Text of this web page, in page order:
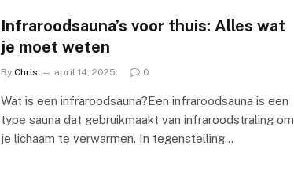
Infraroodsauna’s voor thuis: Alles wat
je moet weten
By Chris april 14, 2025 0
Wat is een infraroodsauna?Een infraroodsauna is een
type sauna dat gebruikmaakt van infraroodstraling om
je lichaam te verwarmen. In tegenstelling…